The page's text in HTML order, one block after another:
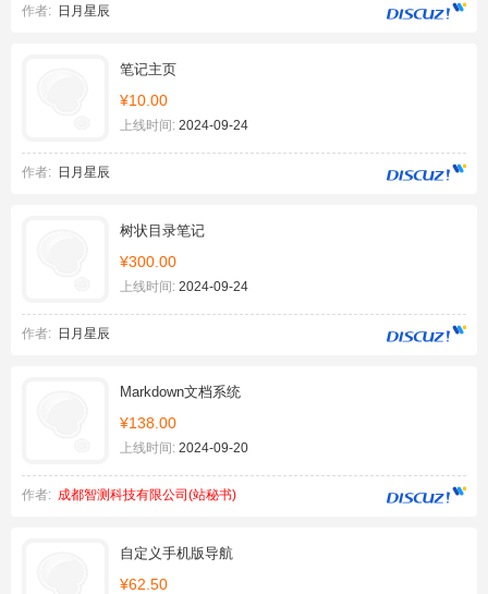
作者: 日月星辰
笔记主页
¥10.00
上线时间: 2024-09-24
作者: 日月星辰
树状目录笔记
¥300.00
上线时间: 2024-09-24
作者: 日月星辰
Markdown文档系统
¥138.00
上线时间: 2024-09-20
作者: 成都智测科技有限公司(站秘书)
自定义手机版导航
¥62.50